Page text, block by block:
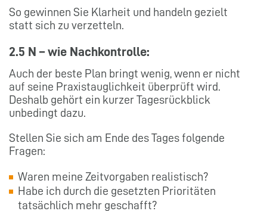
So gewinnen Sie Klarheit und handeln gezielt
statt sich zu verzetteln.
2.5 N – wie Nachkontrolle:
Auch der beste Plan bringt wenig, wenn er nicht
auf seine Praxistauglichkeit überprüft wird.
Deshalb gehört ein kurzer Tagesrückblick
unbedingt dazu.
Stellen Sie sich am Ende des Tages folgende
Fragen:
Waren meine Zeitvorgaben realistisch?
Habe ich durch die gesetzten Prioritäten
tatsächlich mehr geschafft?